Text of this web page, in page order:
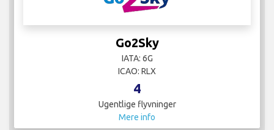
Go2Sky
IATA: 6G
ICAO: RLX
4
Ugentlige flyvninger
Mere info